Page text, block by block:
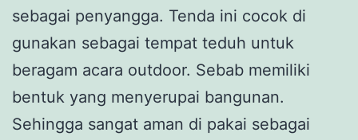
sebagai penyangga. Tenda ini cocok di
gunakan sebagai tempat teduh untuk
beragam acara outdoor. Sebab memiliki
bentuk yang menyerupai bangunan.
Sehingga sangat aman di pakai sebagai